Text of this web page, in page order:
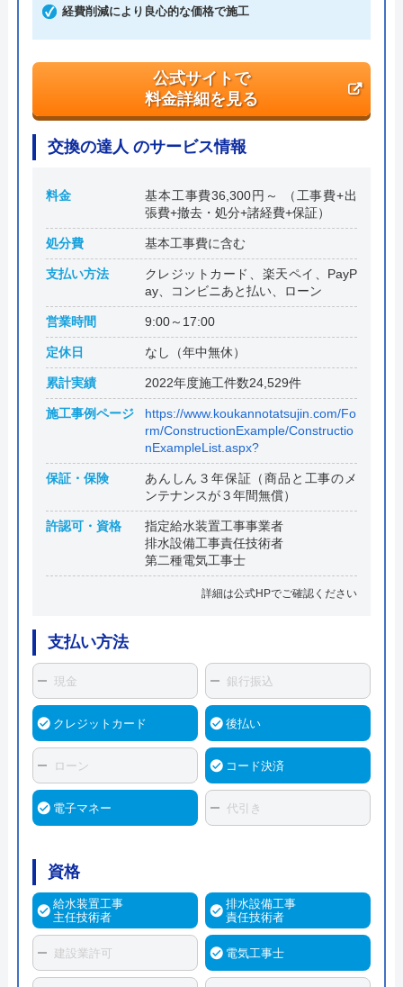
代表者 内田竜文
2012年7月設立
本社所在地
〒241-0821
経費削減により良心的な価格で施工
公式サイトで
料金詳細を見る
交換の達人 のサービス情報
料金
基本工事費36,300円～ （工事費+出
張費+撤去・処分+諸経費+保証）
処分費 基本工事費に含む
支払い方法
クレジットカード、楽天ペイ、PayP
ay、コンビニあと払い、ローン
営業時間 9:00～17:00
定休日 なし（年中無休）
累計実績 2022年度施工件数24,529件
施工事例ページ
https://www.koukannotatsujin.com/Fo
rm/ConstructionExample/Constructio
nExampleList.aspx?
保証・保険
あんしん３年保証（商品と工事のメ
ンテナンスが３年間無償）
許認可・資格
指定給水装置工事事業者
排水設備工事責任技術者
第二種電気工事士
詳細は公式HPでご確認ください
支払い方法
現金 銀行振込
クレジットカード 後払い
ローン コード決済
電子マネー 代引き
資格
給水装置工事
主任技術者
排水設備工事
責任技術者
建設業許可 電気工事士